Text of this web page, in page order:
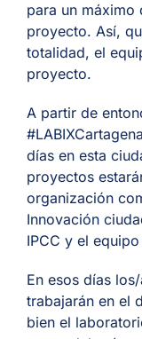
para un máximo
proyecto. Así,
totalidad, el
proyecto.
A partir de
días en esta
proyectos
organización
Innovación
IPCC y el
En esos días
trabajarán en el
bien el